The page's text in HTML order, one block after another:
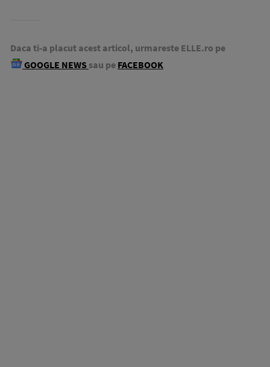
Daca ti-a placut acest articol, urmareste ELLE.ro pe
GOOGLE NEWS sau pe FACEBOOK